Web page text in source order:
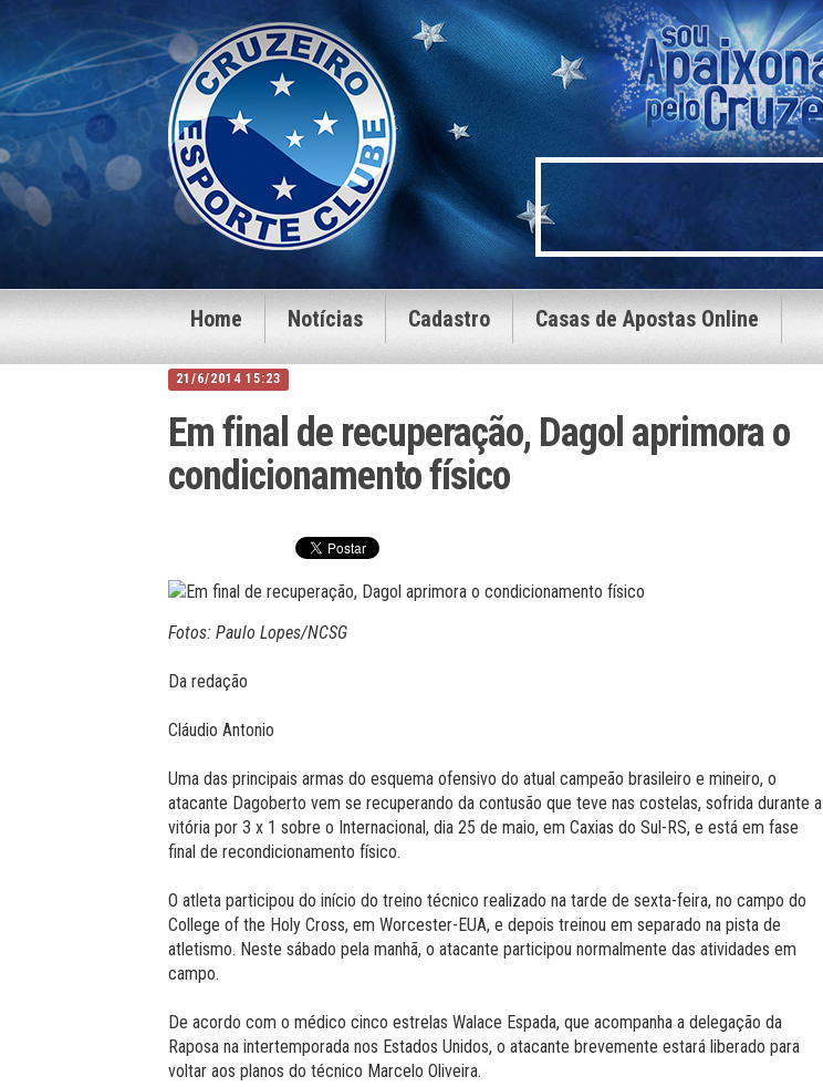
Home Notícias Cadastro Casas de Apostas Online
21/6/2014 15:23
Em final de recuperação, Dagol aprimora o
condicionamento físico
Fotos: Paulo Lopes/NCSG
Da redação
Cláudio Antonio
Uma das principais armas do esquema ofensivo do atual campeão brasileiro e mineiro, o
atacante Dagoberto vem se recuperando da contusão que teve nas costelas, sofrida durante a
vitória por 3 x 1 sobre o Internacional, dia 25 de maio, em Caxias do Sul-RS, e está em fase
final de recondicionamento físico.
O atleta participou do início do treino técnico realizado na tarde de sexta-feira, no campo do
College of the Holy Cross, em Worcester-EUA, e depois treinou em separado na pista de
atletismo. Neste sábado pela manhã, o atacante participou normalmente das atividades em
campo.
De acordo com o médico cinco estrelas Walace Espada, que acompanha a delegação da
Raposa na intertemporada nos Estados Unidos, o atacante brevemente estará liberado para
voltar aos planos do técnico Marcelo Oliveira.